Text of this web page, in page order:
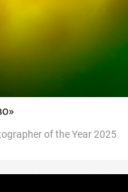
of the Year 2025